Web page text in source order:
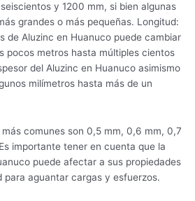
y 1200 mm, si bien algunas
grandes o más pequeñas. Longitud:
de Aluzinc en Huanuco puede cambiar
pocos metros hasta múltiples cientos
del Aluzinc en Huanuco asimismo
milímetros hasta más de un
comunes son 0,5 mm, 0,6 mm, 0,7
importante tener en cuenta que la
puede afectar a sus propiedades
para aguantar cargas y esfuerzos.